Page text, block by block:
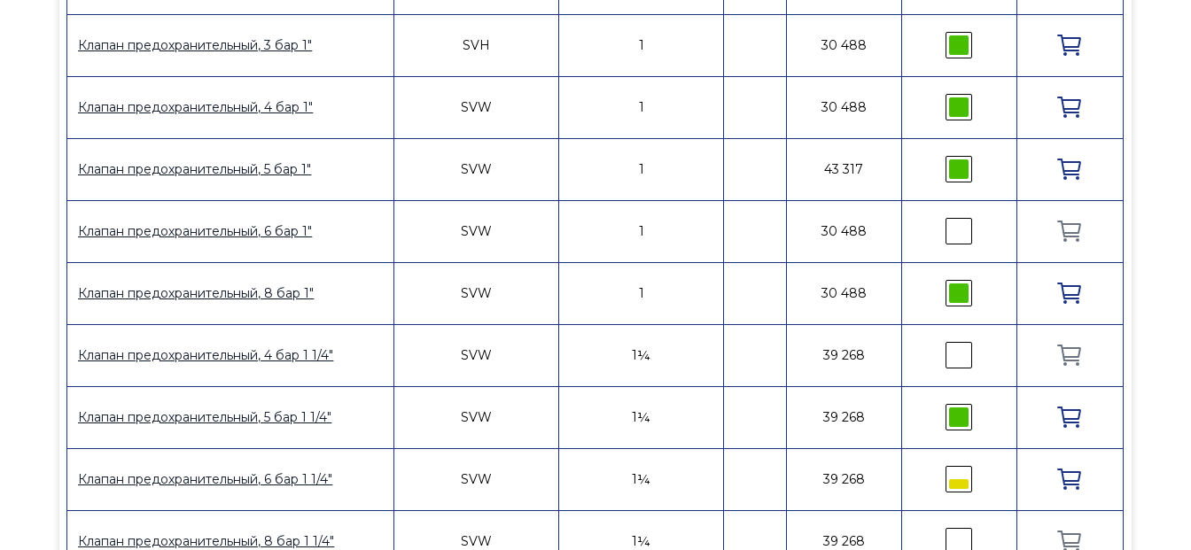
Клапан предохранительный, 3 бар 1"
Клапан предохранительный, 4 бар 1"
Клапан предохранительный, 5 бар 1"
Клапан предохранительный, 6 бар 1"
Клапан предохранительный, 8 бар 1"
Клапан предохранительный, 4 бар 1 1/4"
Клапан предохранительный, 5 бар 1 1/4"
Клапан предохранительный, 6 бар 1 1/4"
Клапан предохранительный, 8 бар 1 1/4"
SVH 1
SVW 1
SVW 1
SVW 1
SVW 1
SVW 1¼
SVW 1¼
SVW 1¼ 10
SVW 1¼
30 488
30 488
43 317
30 488
30 488
39 268
39 268
39 268
39 268